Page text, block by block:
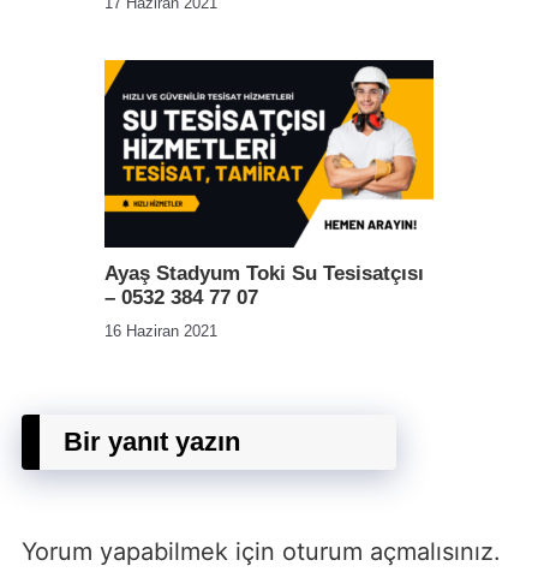
Ayaş Stadyum Toki Su Tesisatçısı
– 0532 384 77 07
16 Haziran 2021
Bir yanıt yazın
Yorum yapabilmek için oturum açmalısınız.